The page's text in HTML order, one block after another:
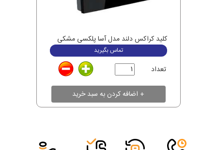
کلید کراکس دلند مدل آسا پلکسی مشکی
تماس بگیرید
تعداد